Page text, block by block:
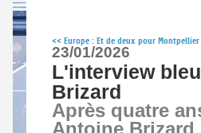
LUTTE CONTRE LES VIOLENCES
<< Europe : Et de deux pour Montpellier
23/01/2026
L'interview
Brizard
Après quatre